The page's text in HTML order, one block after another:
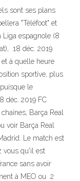
sont ses plans
"Téléfoot" et
Liga espagnole (8
18 déc. 2019
à quelle heure
sportive, plus
le
déc. 2019 FC
Barça Real
voir Barça Real
Le match est
vous qu'il est
sans avoir
à MEO ou 2